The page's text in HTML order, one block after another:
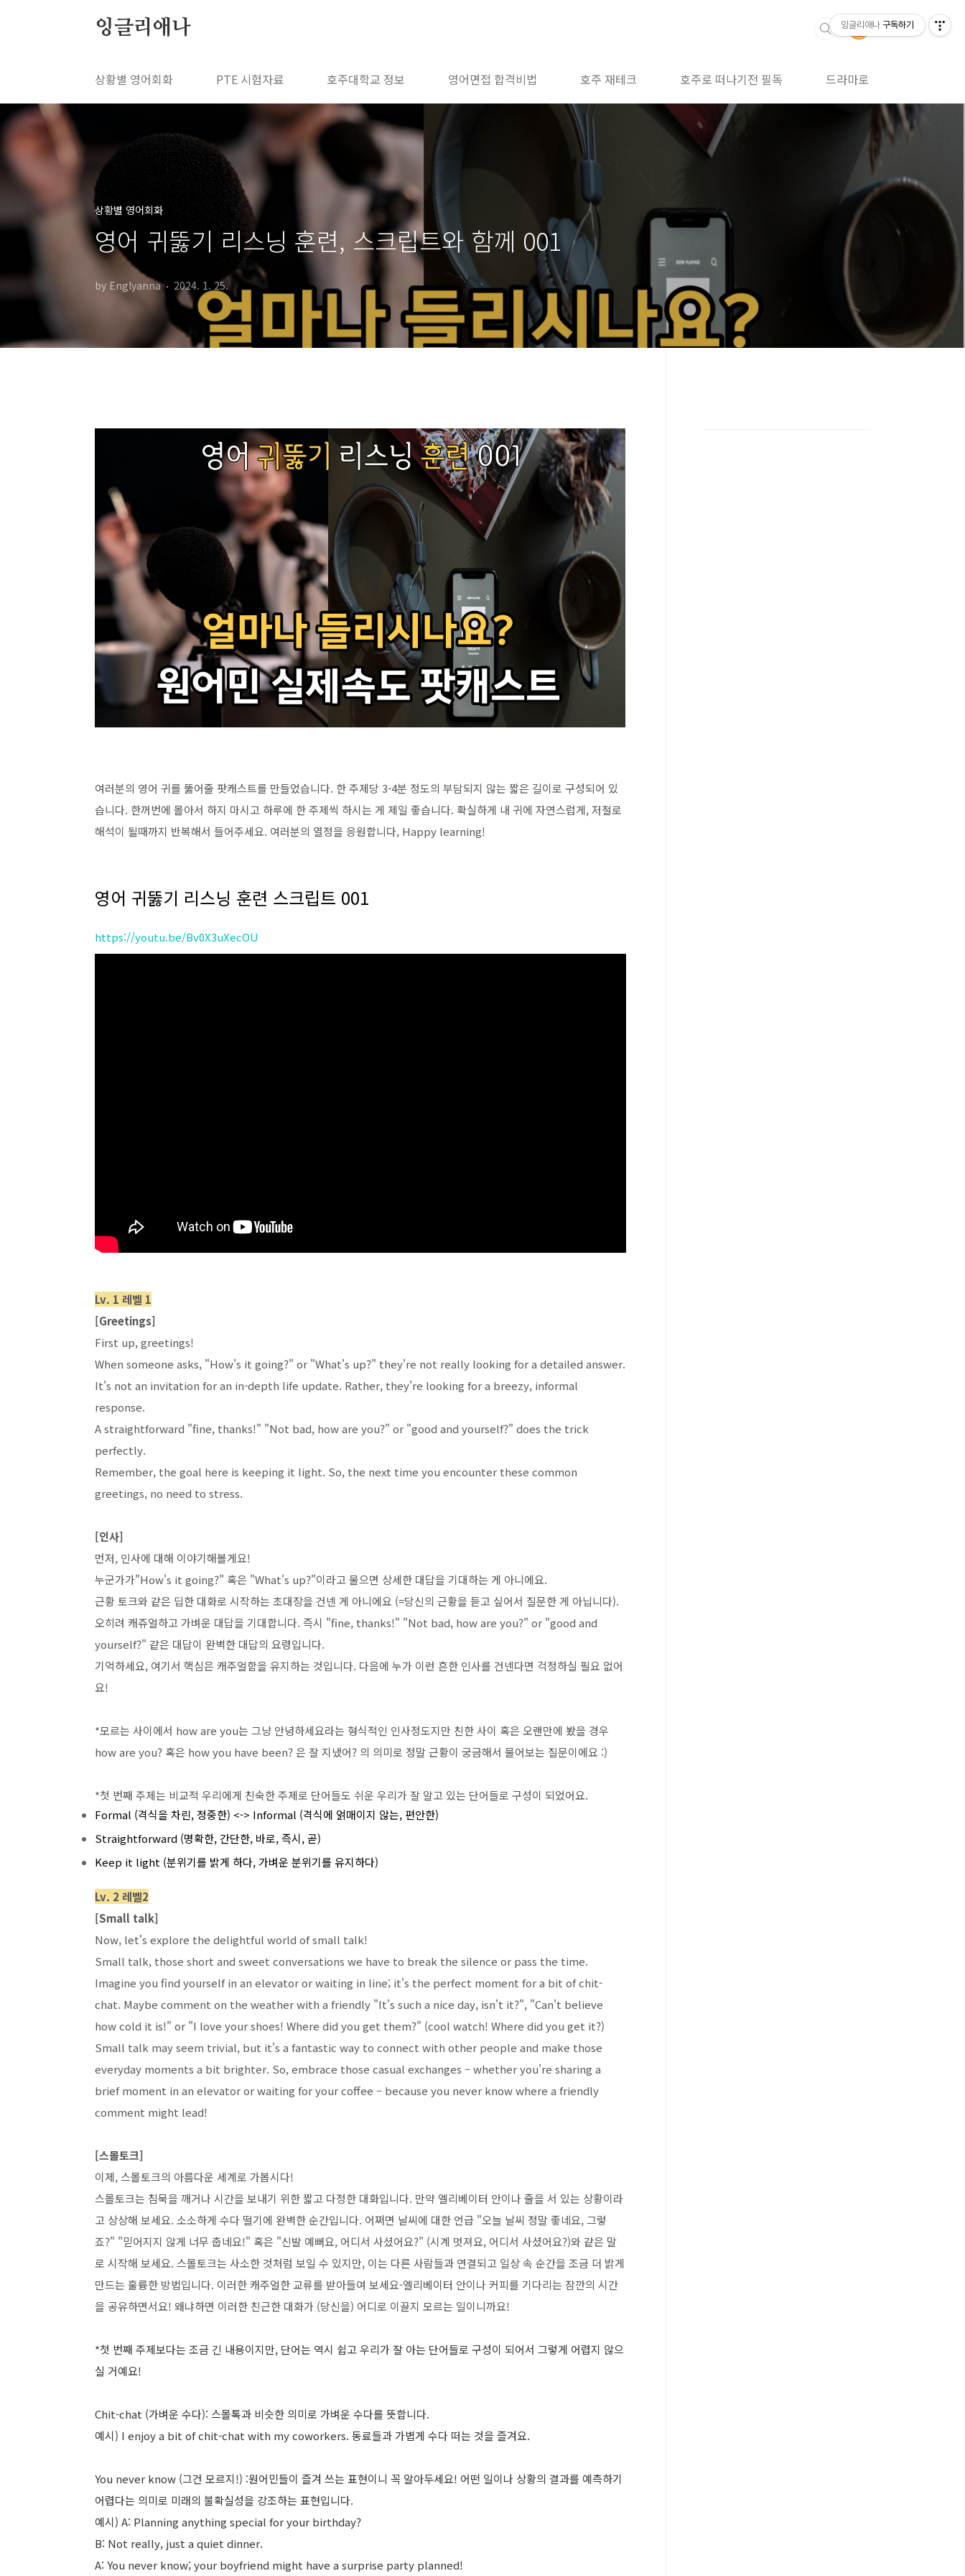
잉글리애나
상황별 영어회화 PTE 시험자료 호주대학교 정보 영어면접 합격비법 호주 재테크 호주로 떠나기전 필독 드라마로 영어공부
상황별 영어회화
영어 귀뚫기 리스닝 훈련, 스크립트와 함께 001
by Englyanna 2024. 1. 25.
여러분의 영어 귀를 뚫어줄 팟캐스트를 만들었습니다. 한 주제당 3-4분 정도의 부담되지 않는 짧은 길이로 구성되어 있
습니다. 한꺼번에 몰아서 하지 마시고 하루에 한 주제씩 하시는 게 제일 좋습니다. 확실하게 내 귀에 자연스럽게, 저절로
해석이 될때까지 반복해서 들어주세요. 여러분의 열정을 응원합니다, Happy learning!
영어 귀뚫기 리스닝 훈련 스크립트 001
https://youtu.be/Bv0X3uXecOU
Lv. 1 레벨 1
[Greetings]
First up, greetings!
When someone asks, "How's it going?" or "What's up?" they're not really looking for a detailed answer.
It's not an invitation for an in-depth life update. Rather, they're looking for a breezy, informal
response.
A straightforward "fine, thanks!" "Not bad, how are you?" or "good and yourself?" does the trick
perfectly.
Remember, the goal here is keeping it light. So, the next time you encounter these common
greetings, no need to stress.
[인사]
먼저, 인사에 대해 이야기해볼게요!
누군가가"How's it going?" 혹은 "What's up?"이라고 물으면 상세한 대답을 기대하는 게 아니에요.
근황 토크와 같은 딥한 대화로 시작하는 초대장을 건넨 게 아니에요 (=당신의 근황을 듣고 싶어서 질문한 게 아닙니다).
오히려 캐쥬얼하고 가벼운 대답을 기대합니다. 즉시 "fine, thanks!" "Not bad, how are you?" or "good and
yourself?" 같은 대답이 완벽한 대답의 요령입니다.
기억하세요, 여기서 핵심은 캐주얼함을 유지하는 것입니다. 다음에 누가 이런 흔한 인사를 건넨다면 걱정하실 필요 없어
요!
*모르는 사이에서 how are you는 그냥 안녕하세요라는 형식적인 인사정도지만 친한 사이 혹은 오랜만에 봤을 경우
how are you? 혹은 how you have been? 은 잘 지냈어? 의 의미로 정말 근황이 궁금해서 물어보는 질문이에요 :)
*첫 번째 주제는 비교적 우리에게 친숙한 주제로 단어들도 쉬운 우리가 잘 알고 있는 단어들로 구성이 되었어요.
Formal (격식을 차린, 정중한) <-> Informal (격식에 얽매이지 않는, 편안한)
Straightforward (명확한, 간단한, 바로, 즉시, 곧)
Keep it light (분위기를 밝게 하다, 가벼운 분위기를 유지하다)
Lv. 2 레벨2
[Small talk]
Now, let's explore the delightful world of small talk!
Small talk, those short and sweet conversations we have to break the silence or pass the time.
Imagine you find yourself in an elevator or waiting in line; it's the perfect moment for a bit of chit-
chat. Maybe comment on the weather with a friendly "It's such a nice day, isn't it?", "Can't believe
how cold it is!" or "I love your shoes! Where did you get them?" (cool watch! Where did you get it?)
Small talk may seem trivial, but it's a fantastic way to connect with other people and make those
everyday moments a bit brighter. So, embrace those casual exchanges – whether you're sharing a
brief moment in an elevator or waiting for your coffee – because you never know where a friendly
comment might lead!
[스몰토크]
이제, 스몰토크의 아름다운 세계로 가봅시다!
스몰토크는 침묵을 깨거나 시간을 보내기 위한 짧고 다정한 대화입니다. 만약 엘리베이터 안이나 줄을 서 있는 상황이라
고 상상해 보세요. 소소하게 수다 떨기에 완벽한 순간입니다. 어쩌면 날씨에 대한 언급 "오늘 날씨 정말 좋네요, 그렇
죠?" "믿어지지 않게 너무 춥네요!" 혹은 "신발 예뻐요, 어디서 사셨어요?" (시계 멋져요, 어디서 사셨어요?)와 같은 말
로 시작해 보세요. 스몰토크는 사소한 것처럼 보일 수 있지만, 이는 다른 사람들과 연결되고 일상 속 순간을 조금 더 밝게
만드는 훌륭한 방법입니다. 이러한 캐주얼한 교류를 받아들여 보세요-엘리베이터 안이나 커피를 기다리는 잠깐의 시간
을 공유하면서요! 왜냐하면 이러한 친근한 대화가 (당신을) 어디로 이끌지 모르는 일이니까요!
*첫 번째 주제보다는 조금 긴 내용이지만, 단어는 역시 쉽고 우리가 잘 아는 단어들로 구성이 되어서 그렇게 어렵지 않으
실 거예요!
Chit-chat (가벼운 수다): 스몰톡과 비슷한 의미로 가벼운 수다를 뜻합니다.
예시) I enjoy a bit of chit-chat with my coworkers. 동료들과 가볍게 수다 떠는 것을 즐겨요.
You never know (그건 모르지!) :원어민들이 즐겨 쓰는 표현이니 꼭 알아두세요! 어떤 일이나 상황의 결과를 예측하기
어렵다는 의미로 미래의 불확실성을 강조하는 표현입니다.
예시) A: Planning anything special for your birthday?
B: Not really, just a quiet dinner.
A: You never know; your boyfriend might have a surprise party planned!
잉글리애나 구독하기